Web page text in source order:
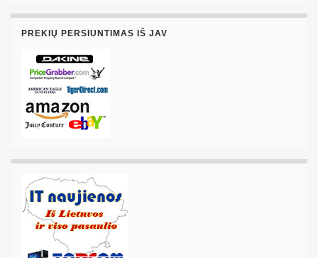
PREKIŲ PERSIUNTIMAS IŠ JAV